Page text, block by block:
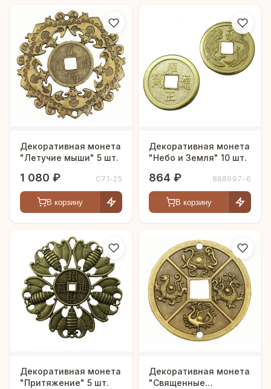
Декоративная монета
"Летучие мыши" 5 шт.
1 080 ₽ С71-25
В корзину
Декоративная монета
"Небо и Земля" 10 шт.
864 ₽ 888997-6
В корзину
Декоративная монета
"Притяжение" 5 шт.
Декоративная монета
"Священные